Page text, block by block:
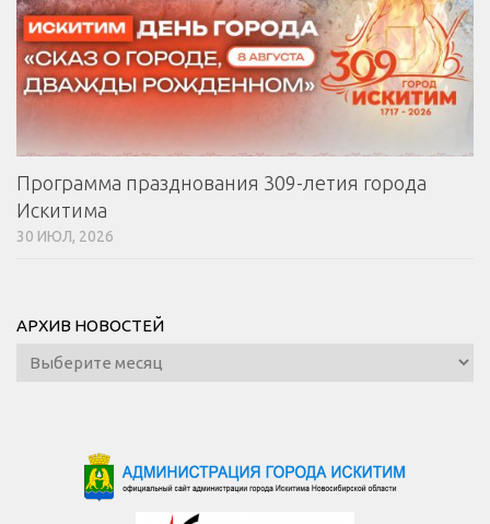
Программа празднования 309-летия города
Искитима
30 ИЮЛ, 2026
АРХИВ НОВОСТЕЙ
Архив
новостей